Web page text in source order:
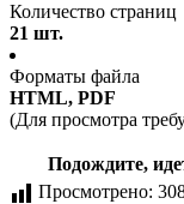
Количество страниц
21 шт.
Форматы файла
HTML, PDF
(Для просмотра
Подождите,
Просмотрено: